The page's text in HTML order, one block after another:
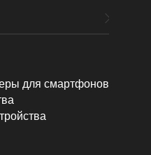
для смартфонов